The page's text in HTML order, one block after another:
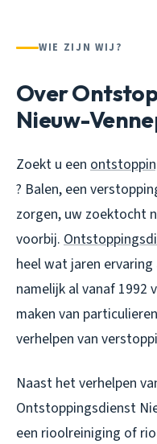
WIE ZIJN WIJ?
Over
Nieuw-
Zoekt u een
? Balen, een
zorgen, uw zoektocht
voorbij.
heel wat jaren
namelijk al vanaf 1992
maken van
verhelpen van
Naast het verhelpen
Ontstoppingsdienst
een rioolreiniging of